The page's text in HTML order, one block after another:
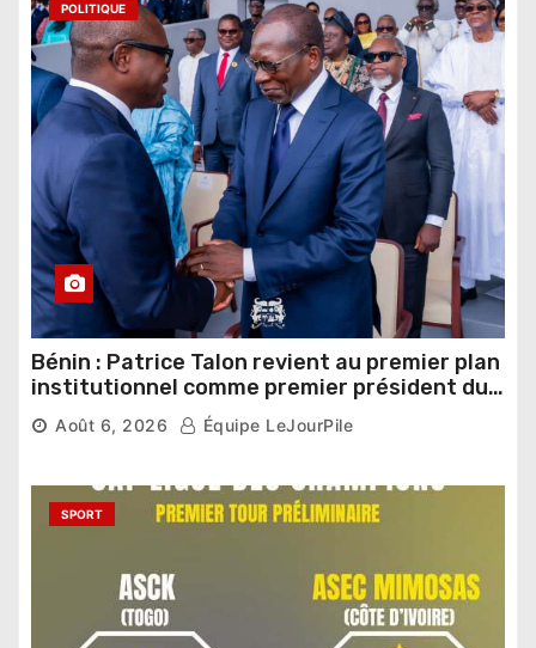
POLITIQUE
Bénin : Patrice Talon revient au premier plan
institutionnel comme premier président du
Sénat
Août 6, 2026 Équipe LeJourPile
SPORT